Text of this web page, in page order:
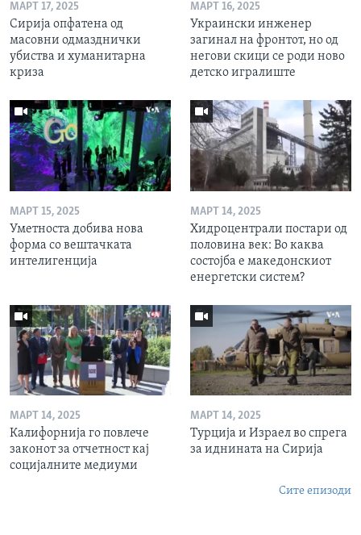
МАРТ 17, 2025
Сирија опфатена од
масовни одмазднички
убиства и хуманитарна
криза
МАРТ 16, 2025
Украински инженер
загинал на фронтот, но од
негови скици се роди ново
детско игралиште
МАРТ 15, 2025
Уметноста добива нова
форма со вештачката
интелигенција
МАРТ 14, 2025
Хидроцентрали постари од
половина век: Во каква
состојба е македонскиот
енергетски систем?
МАРТ 14, 2025
Калифорнија го повлече
законот за отчетност кај
социјалните медиуми
МАРТ 14, 2025
Турција и Израел во спрега
за иднината на Сирија
Сите епизоди